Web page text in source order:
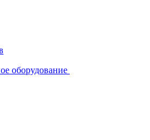
оборудование